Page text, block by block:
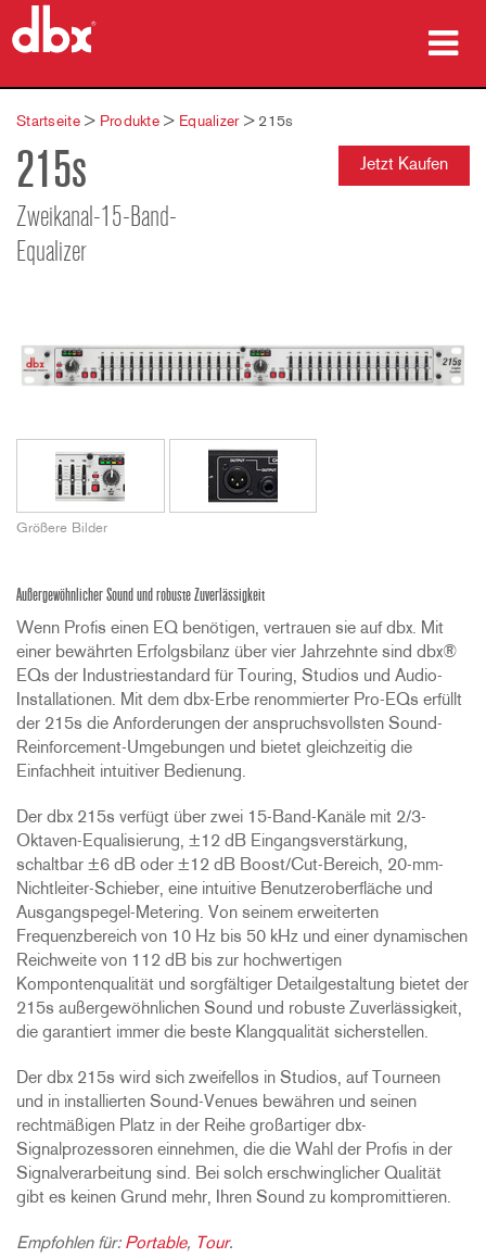
Produkte
Fallstudien
Wo zu kaufen
Schulungen
Startseite> Produkte > Equalizer> 215s
215s
Zweikanal-15-Band-
Equalizer
Jetzt Kaufen
Größere Bilder
Außergewöhnlicher Sound und robuste Zuverlässigkeit
Wenn Profis einen EQ benötigen, vertrauen sie auf dbx. Mit
einer bewährten Erfolgsbilanz über vier Jahrzehnte sind dbx®
EQs der Industriestandard für Touring, Studios und Audio-
Installationen. Mit dem dbx-Erbe renommierter Pro-EQs erfüllt
der 215s die Anforderungen der anspruchsvollsten Sound-
Reinforcement-Umgebungen und bietet gleichzeitig die
Einfachheit intuitiver Bedienung.
Der dbx 215s verfügt über zwei 15-Band-Kanäle mit 2/3-
Oktaven-Equalisierung, ±12 dB Eingangsverstärkung,
schaltbar ±6 dB oder ±12 dB Boost/Cut-Bereich, 20-mm-
Nichtleiter-Schieber, eine intuitive Benutzeroberfläche und
Ausgangspegel-Metering. Von seinem erweiterten
Frequenzbereich von 10 Hz bis 50 kHz und einer dynamischen
Reichweite von 112 dB bis zur hochwertigen
Kompontenqualität und sorgfältiger Detailgestaltung bietet der
215s außergewöhnlichen Sound und robuste Zuverlässigkeit,
die garantiert immer die beste Klangqualität sicherstellen.
Der dbx 215s wird sich zweifellos in Studios, auf Tourneen
und in installierten Sound-Venues bewähren und seinen
rechtmäßigen Platz in der Reihe großartiger dbx-
Signalprozessoren einnehmen, die die Wahl der Profis in der
Signalverarbeitung sind. Bei solch erschwinglicher Qualität
gibt es keinen Grund mehr, Ihren Sound zu kompromittieren.
Empfohlen für: Portable, Tour.